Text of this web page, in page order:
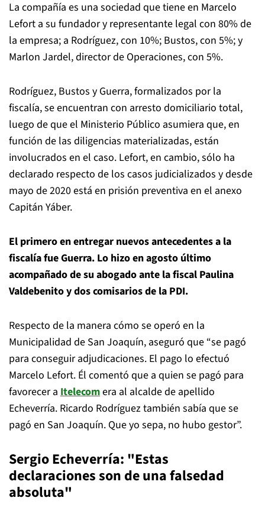
La compañía es una sociedad que tiene en Marcelo
Lefort a su fundador y representante legal con 80% de
la empresa; a Rodríguez, con 10%; Bustos, con 5%; y
Marlon Jardel, director de Operaciones, con 5%.
Rodríguez, Bustos y Guerra, formalizados por la
fiscalía, se encuentran con arresto domiciliario total,
luego de que el Ministerio Público asumiera que, en
función de las diligencias materializadas, están
involucrados en el caso. Lefort, en cambio, sólo ha
declarado respecto de los casos judicializados y desde
mayo de 2020 está en prisión preventiva en el anexo
Capitán Yáber.
El primero en entregar nuevos antecedentes a la
fiscalía fue Guerra. Lo hizo en agosto último
acompañado de su abogado ante la fiscal Paulina
Valdebenito y dos comisarios de la PDI.
Respecto de la manera cómo se operó en la
Municipalidad de San Joaquín, aseguró que “se pagó
para conseguir adjudicaciones. El pago lo efectuó
Marcelo Lefort. Él comentó que a quien se pagó para
favorecer a Itelecomera al alcalde de apellido
Echeverría. Ricardo Rodríguez también sabía que se
pagó en San Joaquín. Que yo sepa, no hubo gestor”.
Sergio Echeverría: "Estas
declaraciones son de una falsedad
absoluta"